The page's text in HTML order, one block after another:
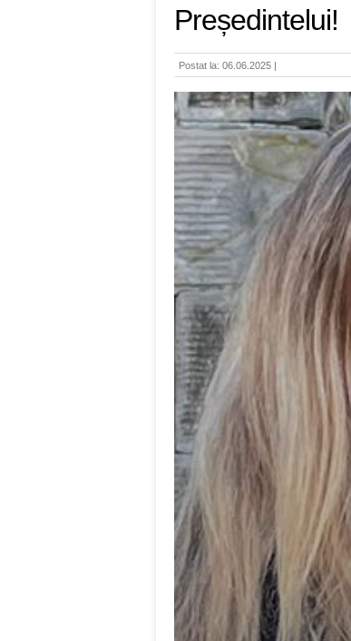
Președintelui!
Postat la: 06.06.2025 |